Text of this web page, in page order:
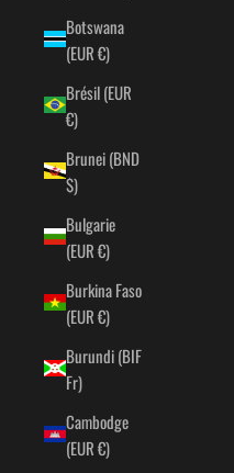
Botswana
(EUR €)
Brésil (EUR
€)
Brunei (BND
$)
Bulgarie
(EUR €)
Burkina Faso
(EUR €)
Burundi (BIF
Fr)
Cambodge
(EUR €)